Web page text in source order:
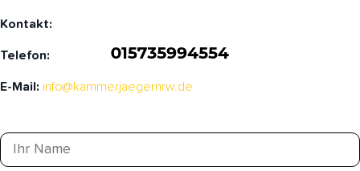
Kontakt:
Telefon:
E-Mail: info@kammerjaegernrw.de